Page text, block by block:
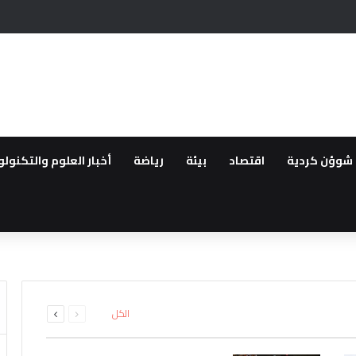
شوؤن كردية اقتصاد بيئة رياضة أخبار العلوم
بانتمائهما إلى تنظيم
العراقية ترفع
..مهجروا سري كانية
لأهالي عفرين
الأملاك…استمرار
الحفر العشوائي للآبار في
الكل الصفحةالصفحة